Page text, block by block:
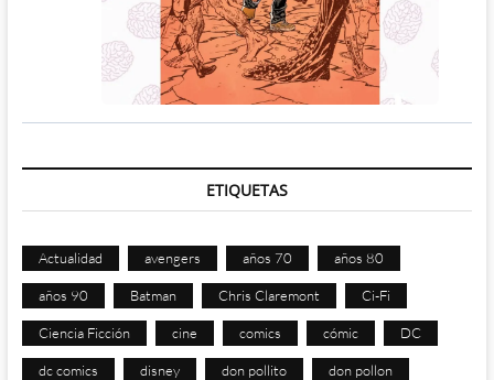
ETIQUETAS
Actualidad avengers años 70 años 80
años 90 Batman Chris Claremont Ci-Fi
Ciencia Ficción cine comics cómic DC
dc comics disney don pollito don pollon